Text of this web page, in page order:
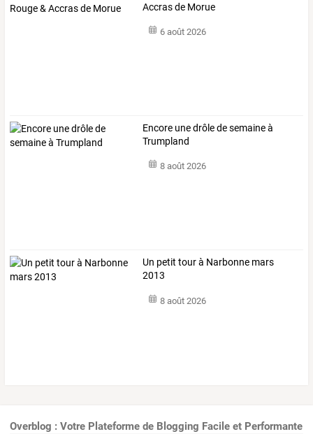
Accras de Morue
6 août 2026
Encore une drôle de semaine à
Trumpland
8 août 2026
Un petit tour à Narbonne mars
2013
8 août 2026
Overblog : Votre Plateforme de Blogging Facile et Performante